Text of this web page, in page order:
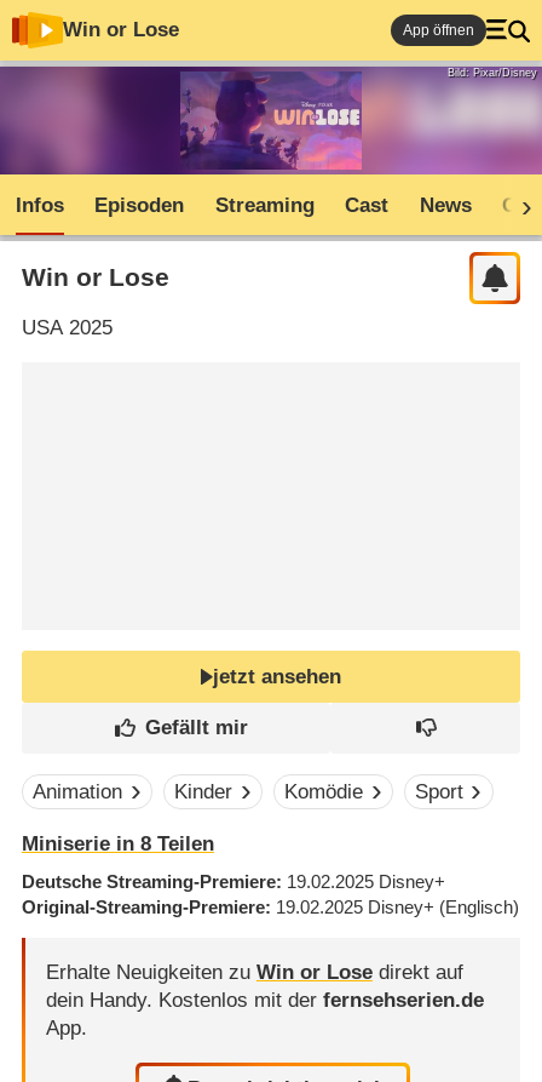
Win or Lose App öffnen
Bild: Pixar/Disney
Infos Episoden Streaming Cast News
Win or Lose
USA2025
jetzt ansehen
Animation Kinder Komödie Sport
Miniserie in 8 Teilen
Deutsche Streaming-Premiere 19.02.2025 Disney+
Original-Streaming-Premiere 19.02.2025 Disney+ (Englisch)
Erhalte Neuigkeiten zu Win or Losedirekt auf
dein Handy. Kostenlos mit der fernsehserien.de
App.